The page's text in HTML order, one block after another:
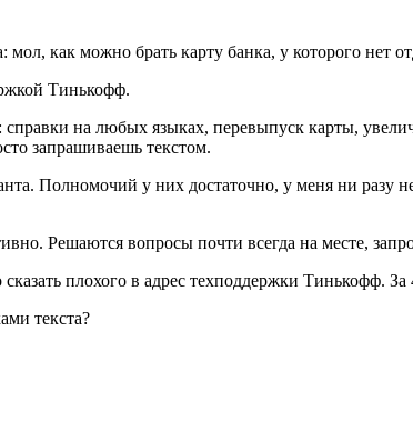
как можно брать карту банка, у которого нет
Тинькофф.
на любых языках, перевыпуск карты,
запрашиваешь текстом.
Полномочий у них достаточно, у меня ни разу
Решаются вопросы почти всегда на месте,
плохого в адрес техподдержки Тинькофф.
текста?